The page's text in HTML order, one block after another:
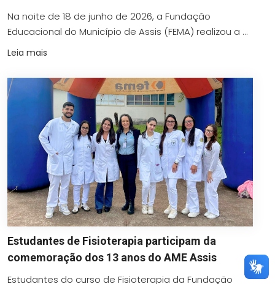
Na noite de 18 de junho de 2026, a Fundação
Educacional do Município de Assis (FEMA) realizou a ...
Leia mais
Estudantes de Fisioterapia participam da
comemoração dos 13 anos do AME Assis
Estudantes do curso de Fisioterapia da Fundação